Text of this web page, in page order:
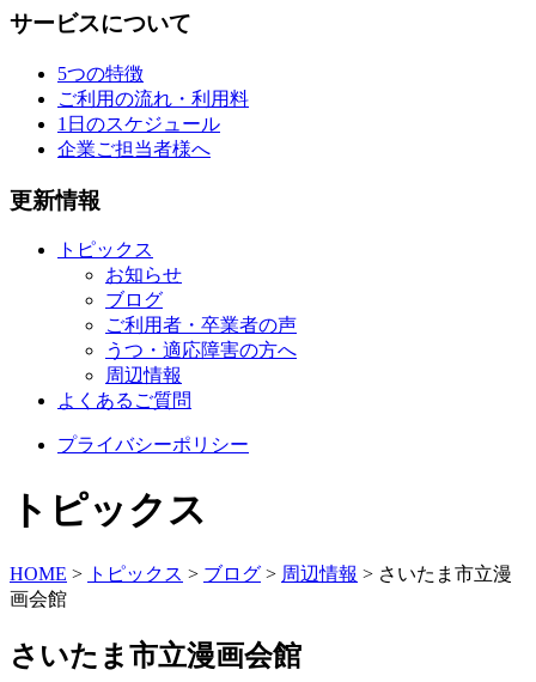
サービスについて
5つの特徴
ご利用の流れ・利用料
1日のスケジュール
企業ご担当者様へ
更新情報
トピックス
お知らせ
ブログ
ご利用者・卒業者の声
うつ・適応障害の方へ
周辺情報
よくあるご質問
プライバシーポリシー
トピックス
HOME > トピックス > ブログ > 周辺情報 > さいたま市立漫
画会館
さいたま市立漫画会館